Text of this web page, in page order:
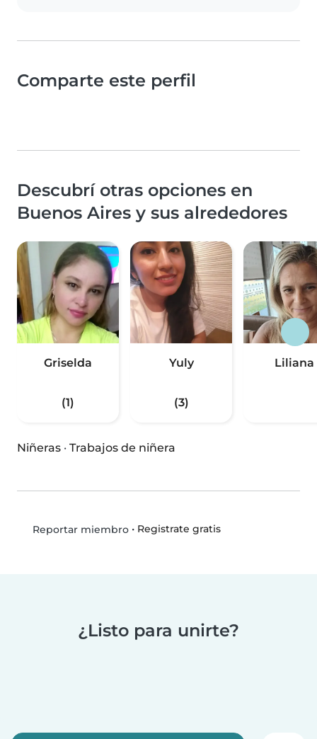
Comparte este perfil
Descubrí otras opciones en
Buenos Aires y sus alrededores
Griselda
(1)
Yuly
(3)
Liliana
Niñeras · Trabajos de niñera
Reportar miembro• Registrate gratis
¿Listo para unirte?